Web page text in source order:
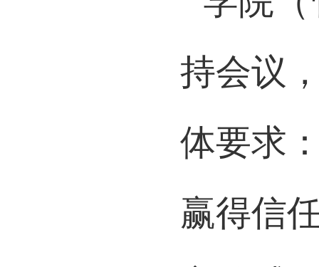
学院
持会议
体要求
赢得信